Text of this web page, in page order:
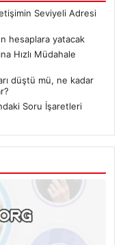
Seviyeli Adresi
hesaplara yatacak
Hızlı Müdahale
düştü mü, ne kadar
Soru İşaretleri